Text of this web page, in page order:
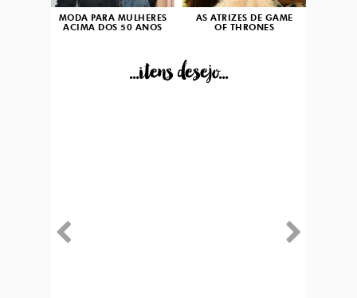
MODA PARA MULHERES
ACIMA DOS 50 ANOS
AS ATRIZES DE GAME
OF THRONES
...itens desejo...